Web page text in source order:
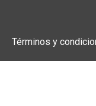
Términos y